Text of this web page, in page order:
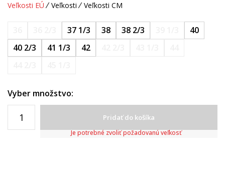
Veľkosti EÚ Veľkosti Veľkosti CM
37 1/3 38 38 2/3
40
40 2/3
41 1/3 42
Vyber množstvo:
Pridať do košíka
Je potrebné zvoliť požadovanú veľkosť